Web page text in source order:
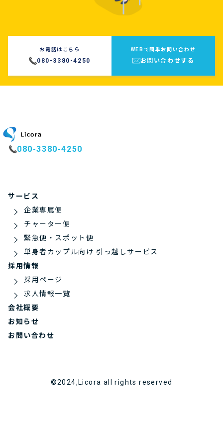
お電話はこちら
080-3380-4250
WEBで簡単お問い合わせ
お問い合わせする
080-3380-4250
サービス
企業専属便
チャーター便
緊急便・スポット便
単身者カップル向け 引っ越しサービス
採用情報
採用ページ
求人情報一覧
会社概要
お知らせ
お問い合わせ
©2024,Licora all rights reserved